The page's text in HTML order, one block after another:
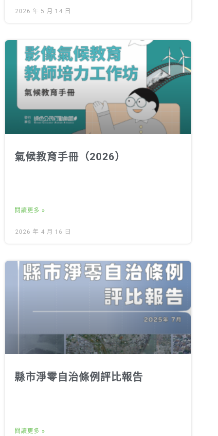
2026 年 5 月 14 日
氣候教育手冊（2026）
閱讀更多 »
2026 年 4 月 16 日
縣市淨零自治條例評比報告
閱讀更多 »